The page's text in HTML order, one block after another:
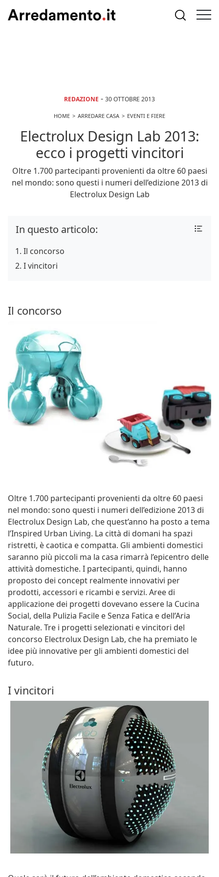
REDAZIONE - 30 OTTOBRE 2013
HOME ARREDARE CASA EVENTI E FIERE
Electrolux Design Lab 2013:
ecco i progetti vincitori
Oltre 1.700 partecipanti provenienti da oltre 60 paesi
nel mondo: sono questi i numeri dell’edizione 2013 di
Electrolux Design Lab
In questo articolo:
Il concorso
I vincitori
Il concorso
Oltre 1.700 partecipanti provenienti da oltre 60 paesi
nel mondo: sono questi i numeri dell’edizione 2013 di
Electrolux Design Lab, che quest’anno ha posto a tema
l’Inspired Urban Living. La città di domani ha spazi
ristretti, è caotica e compatta. Gli ambienti domestici
saranno più piccoli ma la casa rimarrà l’epicentro delle
attività domestiche. I partecipanti, quindi, hanno
proposto dei concept realmente innovativi per
prodotti, accessori e ricambi e servizi. Aree di
applicazione dei progetti dovevano essere la Cucina
Social, della Pulizia Facile e Senza Fatica e dell’Aria
Naturale. Tre i progetti selezionati e vincitori del
concorso Electrolux Design Lab, che ha premiato le
idee più innovative per gli ambienti domestici del
futuro.
I vincitori